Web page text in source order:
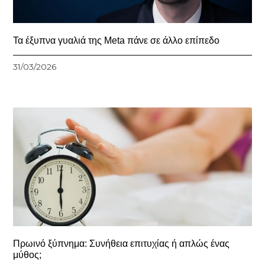
Τα έξυπνα γυαλιά της Meta πάνε σε άλλο επίπεδο
31/03/2026
Πρωινό ξύπνημα: Συνήθεια επιτυχίας ή απλώς ένας
μύθος;